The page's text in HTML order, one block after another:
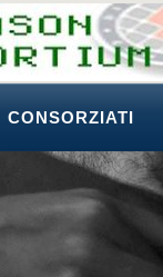
CONSORZIATI